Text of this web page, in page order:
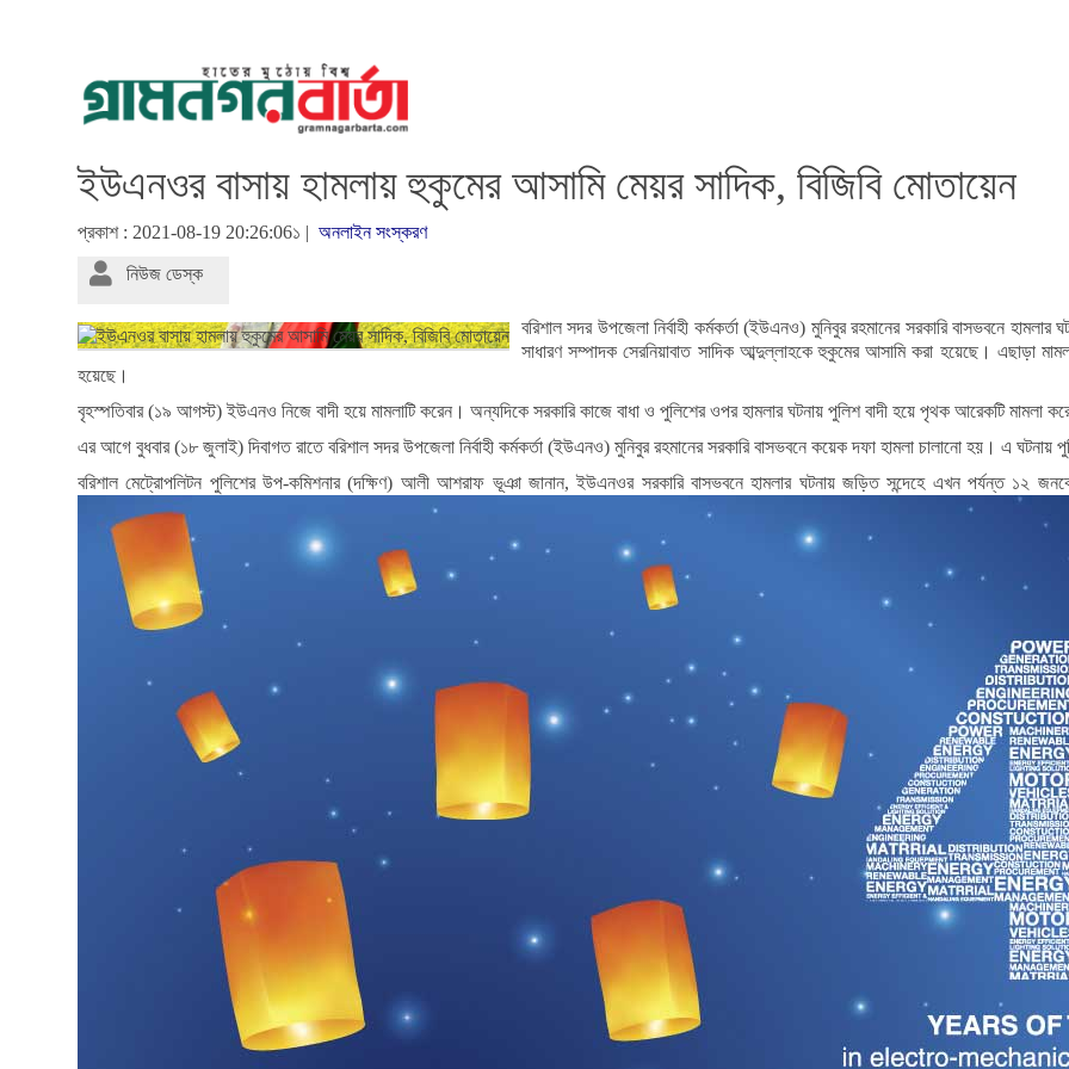
ইউএনওর বাসায় হামলায় হুকুমের আসামি মেয়র সাদিক, বিজিবি মোতায়েন
প্রকাশ : 2021-08-19 20:26:06১ | অনলাইন সংস্করণ
নিউজ ডেস্ক
বরিশাল সদর উপজেলা নির্বাহী কর্মকর্তা (ইউএনও) মুনিবুর রহমানের সরকারি বাসভবনে
সাধারণ সম্পাদক সেরনিয়াবাত সাদিক আব্দুল্লাহকে হুকুমের আসামি করা হয়েছে।
হয়েছে।
বৃহস্পতিবার (১৯ আগস্ট) ইউএনও নিজে বাদী হয়ে মামলাটি করেন। অন্যদিকে সরকারি কাজে বাধা ও পুলিশের ওপর হামলার ঘটনায় পুলিশ বাদী হয়ে পৃথক আরেকটি মামলা
এর আগে বুধবার (১৮ জুলাই) দিবাগত রাতে বরিশাল সদর উপজেলা নির্বাহী কর্মকর্তা (ইউএনও) মুনিবুর রহমানের সরকারি বাসভবনে কয়েক দফা হামলা চালানো হয়।
বরিশাল মেট্রোপলিটন পুলিশের উপ-কমিশনার (দক্ষিণ) আলী আশরাফ ভূঞা জানান, ইউএনওর সরকারি বাসভবনে হামলার ঘটনায় জড়িত সন্দেহে এখন পর্যন্ত